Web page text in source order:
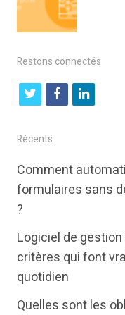
Restons connectés
t
i
t
r
f
b
k
l
k
e
n
Récents
Comment
formulaires sans
?
Logiciel de
critères qui font
quotidien
Quelles sont les